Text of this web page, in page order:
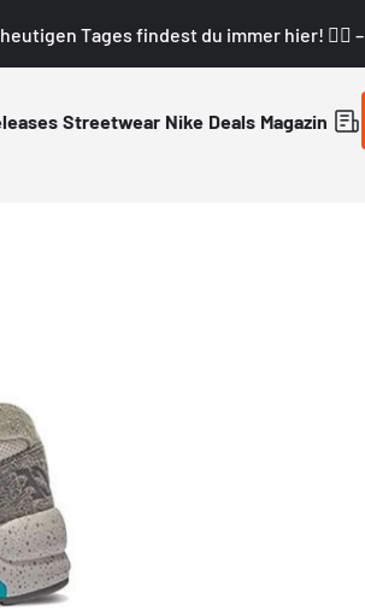
Tages findest du immer hier! 👇🏼 –
Streetwear Nike Deals Magazin